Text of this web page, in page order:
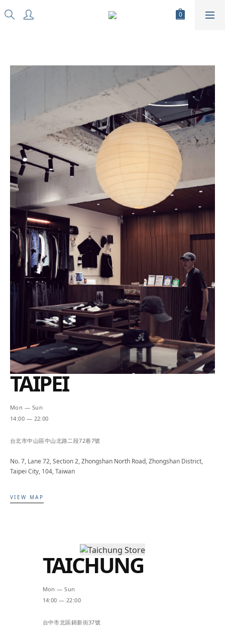
TAIPEI
Mon — Sun
14:00 — 22:00
台北市中山區中山北路二段72巷7號
No. 7, Lane 72, Section 2, Zhongshan North Road, Zhongshan District,
Taipei City, 104, Taiwan
VIEW MAP
TAICHUNG
Mon — Sun
14:00 — 22:00
台中市北區錦新街37號